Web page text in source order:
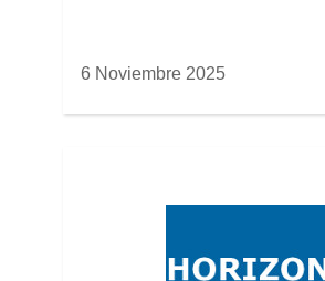
6 Noviembre 2025